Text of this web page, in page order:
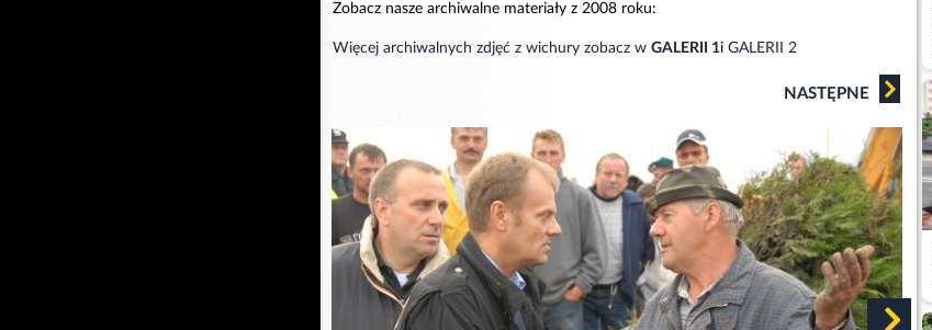
Zobacz nasze archiwalne materiały z 2008 roku:
Więcej archiwalnych zdjęć z wichury zobacz w GALERII 1i GALERII 2
NASTĘPNE